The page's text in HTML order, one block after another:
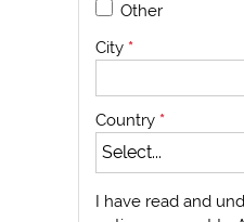
Other
City *
Country *
I have read and